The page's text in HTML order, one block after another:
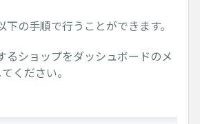
下の手順で行うことができます。
ショップをダッシュボードのメ
ください。